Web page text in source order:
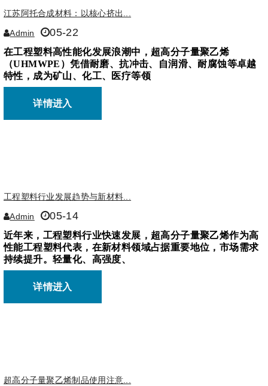
江苏阿托合成材料：以核心挤出...
Admin 05-22
在工程塑料高性能化发展浪潮中，超高分子量聚乙烯
（UHMWPE）凭借耐磨、抗冲击、自润滑、耐腐蚀等卓越
特性，成为矿山、化工、医疗等领
详情进入
工程塑料行业发展趋势与新材料...
Admin 05-14
近年来，工程塑料行业快速发展，超高分子量聚乙烯作为高
性能工程塑料代表，在新材料领域占据重要地位，市场需求
持续提升。轻量化、高强度、
详情进入
超高分子量聚乙烯制品使用注意...